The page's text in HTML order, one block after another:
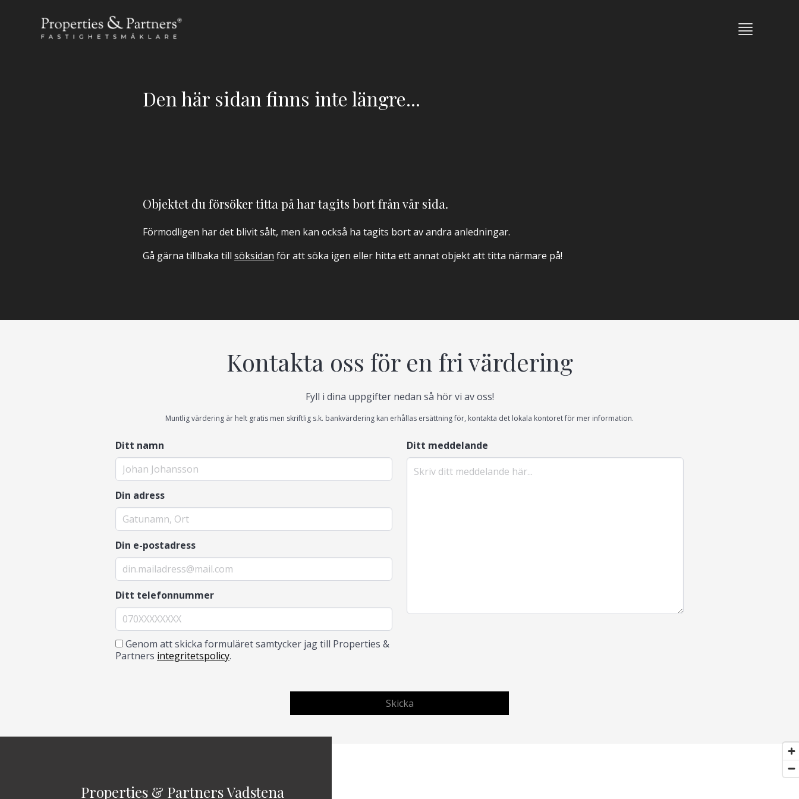
Den här sidan finns inte längre...
Objektet du försöker titta på har tagits bort från vår sida.
Förmodligen har det blivit sålt, men kan också ha tagits bort av andra anledningar.
Gå gärna tillbaka till söksidan för att söka igen eller hitta ett annat objekt att titta närmare på!
Kontakta oss för en fri värdering
Fyll i dina uppgifter nedan så hör vi av oss!
Muntlig värdering är helt gratis men skriftlig s.k. bankvärdering kan erhållas ersättning för, kontakta det lokala kontoret för mer information.
Ditt namn
Din adress
Din e-postadress
Ditt telefonnummer
Genom att skicka formuläret samtycker jag till Properties &
Partners integritetspolicy.
Ditt meddelande
Properties & Partners Vadstena